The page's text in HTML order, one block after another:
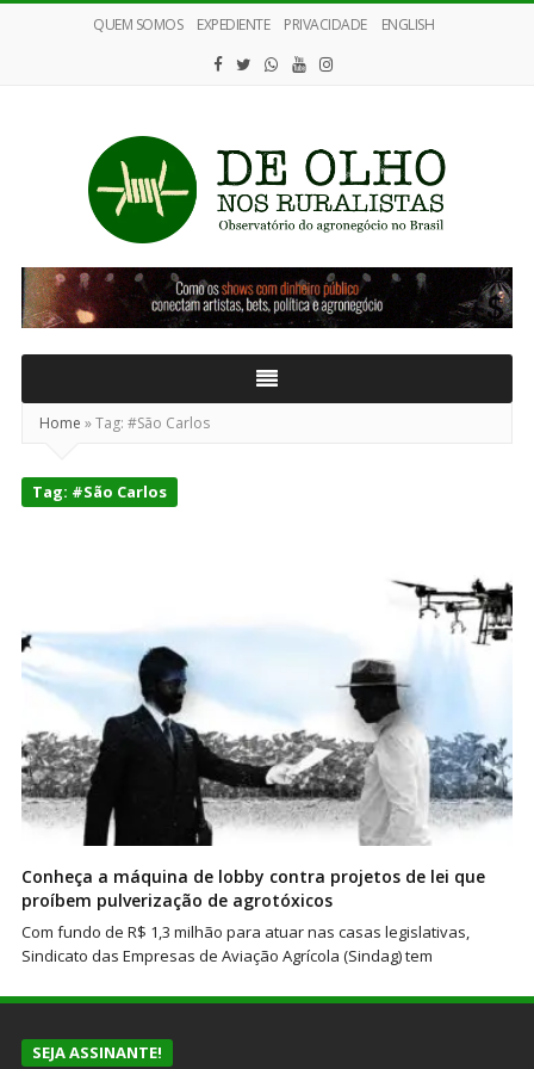
QUEM SOMOS EXPEDIENTE PRIVACIDADE ENGLISH
De
Olho
nos
Home »Tag: #São Carlos
Tag: #São Carlos
Conheça a máquina de lobby contra projetos de lei que
proíbem pulverização de agrotóxicos
Com fundo de R$ 1,3 milhão para atuar nas casas legislativas,
Sindicato das Empresas de Aviação Agrícola (Sindag) tem
SEJA ASSINANTE!